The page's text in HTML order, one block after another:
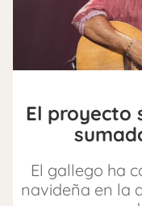
El proyecto
El gallego ha
navideña en la